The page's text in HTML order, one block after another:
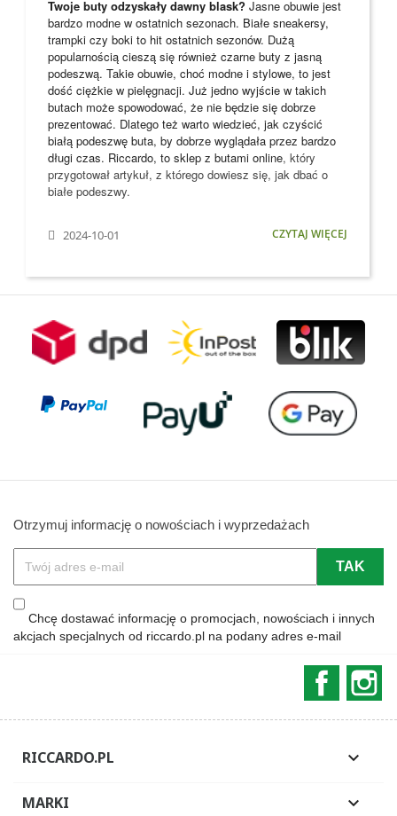
Twoje buty odzyskały dawny blask? Jasne obuwie jest
bardzo modne w ostatnich sezonach. Białe sneakersy,
trampki czy boki to hit ostatnich sezonów. Dużą
popularnością cieszą się również czarne buty z jasną
podeszwą. Takie obuwie, choć modne i stylowe, to jest
dość ciężkie w pielęgnacji. Już jedno wyjście w takich
butach może spowodować, że nie będzie się dobrze
prezentować. Dlatego też warto wiedzieć, jak czyścić
białą podeszwę buta, by dobrze wyglądała przez bardzo
długi czas. Riccardo, to sklep z butami online, który
przygotował artykuł, z którego dowiesz się, jak dbać o
białe podeszwy.
2024-10-01 CZYTAJ WIĘCEJ
Otrzymuj informację o nowościach i wyprzedażach
Chcę dostawać informację o promocjach, nowościach i innych
akcjach specjalnych od riccardo.pl na podany adres e-mail
RICCARDO.PL 
MARKI 